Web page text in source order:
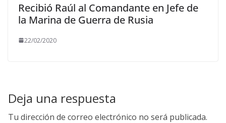
Recibió Raúl al Comandante en Jefe de
la Marina de Guerra de Rusia
22/02/2020
Deja una respuesta
Tu dirección de correo electrónico no será publicada.